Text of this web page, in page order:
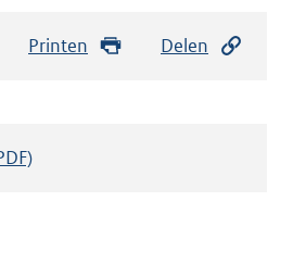
Printen Delen